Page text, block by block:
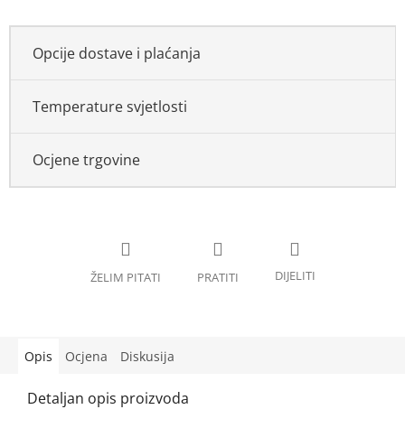
Opcije dostave i plaćanja
Temperature svjetlosti
Ocjene trgovine
Opis Ocjena Diskusija